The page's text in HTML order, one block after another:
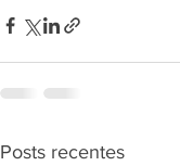
Posts recentes